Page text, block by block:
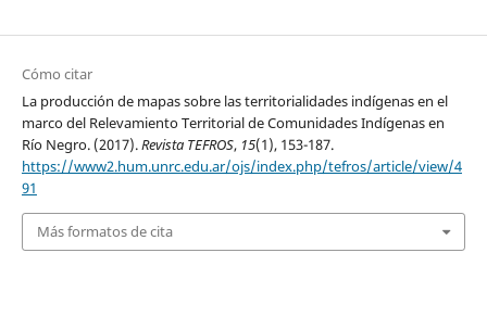
Cómo citar
La producción de mapas sobre las territorialidades indígenas en el
marco del Relevamiento Territorial de Comunidades Indígenas en
Río Negro. (2017).Revista TEFROS, 15(1), 153-187.
https://www2.hum.unrc.edu.ar/ojs/index.php/tefros/article/view/4
91
Más formatos de cita